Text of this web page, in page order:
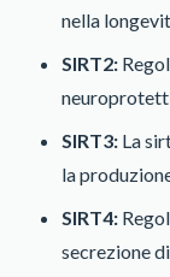
nella
SIRT2:
SIRT3: La
la
SIRT4:
secrezione